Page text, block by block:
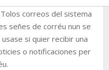
correos del sistema
señes de corréu nun se
si quier recibir una
o notificaciones per